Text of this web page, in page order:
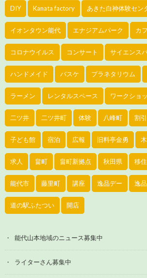
DIY Kanata factory あきた白神体験セン
イオンタウン能代 エナジアムパーク カ
コロナウイルス コンサート サイエンス
ハンドメイド バスケ プラネタリウム
ラーメン レンタルスペース ワークショ
二ツ井 二ツ井町 体験 八峰町 割
子ども館 宿泊 広報 旧料亭金勇
求人 畠町 畠町新拠点 秋田県 移住
能代市 藤里町 講座 逸品デー 逸
道の駅ふたつい 開店
能代山本地域のニュース募集中
ライターさん募集中